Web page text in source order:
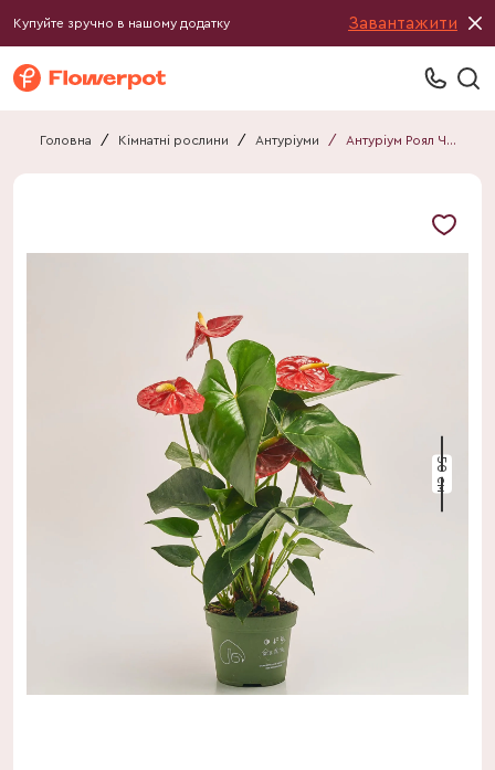
Купуйте зручно в нашому додатку Завантажити
Головна / Кімнатні рослини / Антуріуми / Антуріум Роял Чемпіон
50 см